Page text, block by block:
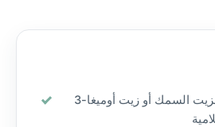
الكمية الإجمالية لزيت السمك أو زيت أوميغا-3